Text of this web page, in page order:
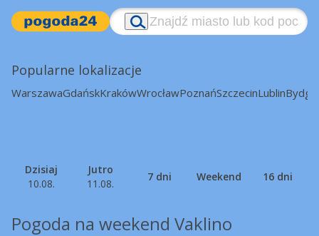
Popularne lokalizacje
WarszawaGdańskKrakówWrocławPoznańSzczecinLublin
Dzisiaj
10.08.
Jutro
11.08.
7 dni Weekend 16 dni
Pogoda na weekend Vaklino